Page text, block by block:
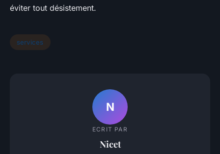
éviter tout désistement.
services
N
ECRIT PAR
Nicet